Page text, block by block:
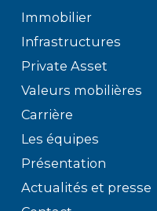
Immobilier
Infrastructures
Private Asset
Valeurs mobilières
Carrière
Les équipes
Présentation
Actualités et presse